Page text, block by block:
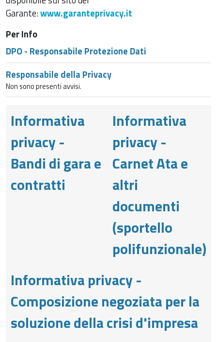
Garante:www.garanteprivacy.it
Per Info
DPO - Responsabile Protezione Dati
Responsabile della Privacy
Non sono presenti avvisi.
Informativa
privacy -
Bandi di gara e
contratti
Informativa
privacy -
Carnet Ata e
altri
documenti
(sportello
polifunzionale)
Informativa privacy -
Composizione negoziata per la
soluzione della crisi d'impresa